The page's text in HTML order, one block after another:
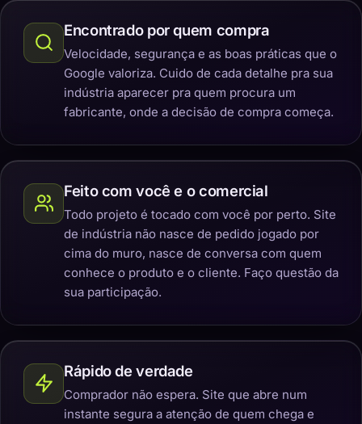
Encontrado por quem compra
Velocidade, segurança e as boas práticas que o
Google valoriza. Cuido de cada detalhe pra sua
indústria aparecer pra quem procura um
fabricante, onde a decisão de compra começa.
Feito com você e o comercial
Todo projeto é tocado com você por perto. Site
de indústria não nasce de pedido jogado por
cima do muro, nasce de conversa com quem
conhece o produto e o cliente. Faço questão da
sua participação.
Rápido de verdade
Comprador não espera. Site que abre num
instante segura a atenção de quem chega e